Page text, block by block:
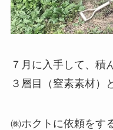
７月に入手して、積
３層目（窒素素材）
㈱ホクトに依頼をす